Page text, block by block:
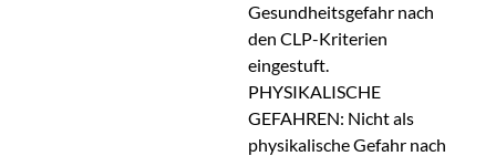
Gesundheitsgefahr nach
den CLP-Kriterien
eingestuft.
PHYSIKALISCHE
GEFAHREN: Nicht als
physikalische Gefahr nach